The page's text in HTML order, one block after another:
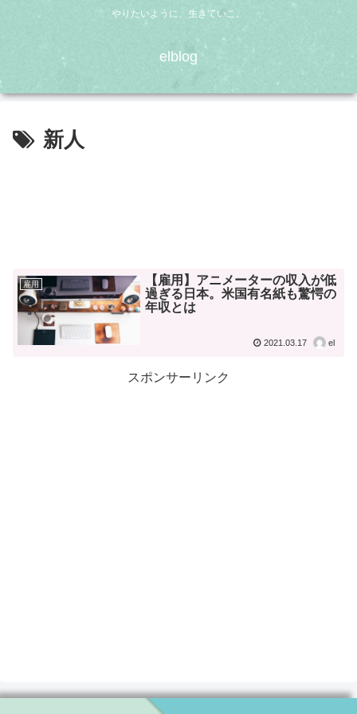
やりたいように、生きていこ。
elblog
新人
雇用
【雇用】アニメーターの収入が低
過ぎる日本。米国有名紙も驚愕の
年収とは
2021.03.17 el
スポンサーリンク